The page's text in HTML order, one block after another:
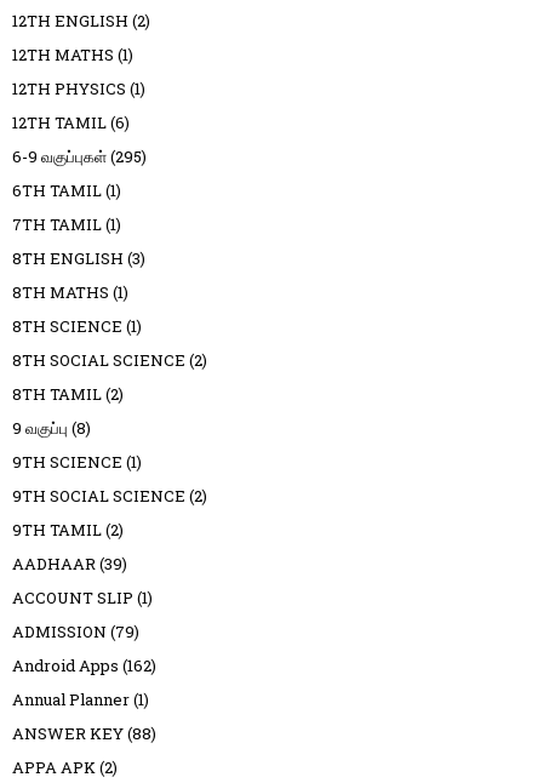
12TH ENGLISH (2)
12TH MATHS (1)
12TH PHYSICS (1)
12TH TAMIL(6)
6-9 வகுப்புகள்(295)
6TH TAMIL(1)
7TH TAMIL(1)
8TH ENGLISH (3)
8TH MATHS (1)
8TH SCIENCE (1)
8TH SOCIAL SCIENCE (2)
8TH TAMIL(2)
9 வகுப்பு (8)
9TH SCIENCE (1)
9TH SOCIAL SCIENCE (2)
9TH TAMIL(2)
AADHAAR(39)
ACCOUNT SLIP (1)
ADMISSION (79)
Android Apps (162)
Annual Planner(1)
ANSWER KEY(88)
APPA APK(2)